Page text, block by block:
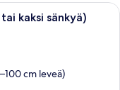
jossa on sänky,
kaksi sänkyä)
cm leveä)